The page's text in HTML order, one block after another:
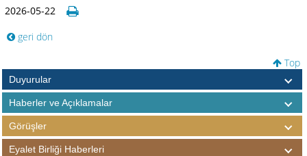
2026-05-22
geri dön
Top
Duyurular
Haberler ve Açıklamalar
Görüşler
Eyalet Birliği Haberleri